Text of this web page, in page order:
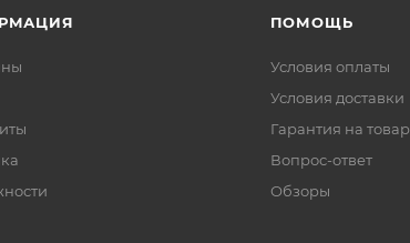
ПОМОЩЬ
Условия оплаты
Условия доставки
Гарантия на товар
Вопрос-ответ
Обзоры